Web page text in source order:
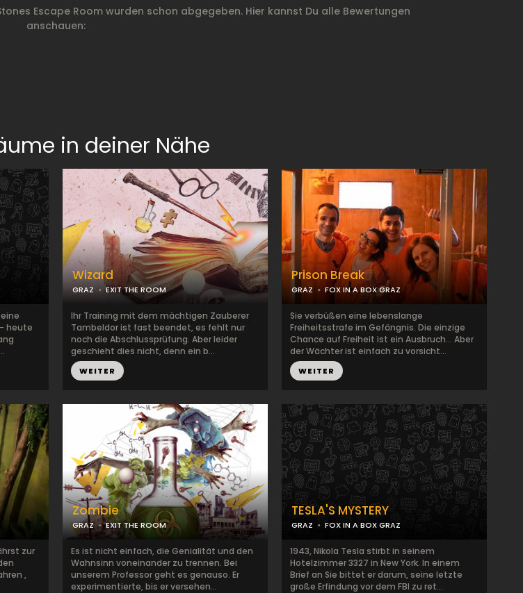
Escape Room wurden schon abgegeben. Hier kannst Du alle Bewertungen
anschauen:
in deiner Nähe
heute
Wizard
GRAZ EXIT THE ROOM
Ihr Training mit dem mächtigen Zauberer
Tambeldor ist fast beendet, es fehlt nur
noch die Abschlussprüfung. Aber leider
geschieht dies nicht, denn ein b...
WEITER
Prison Break
GRAZ FOX IN A BOX GRAZ
Sie verbüßen eine lebenslange
Freiheitsstrafe im Gefängnis. Die einzige
Chance auf Freiheit ist ein Ausbruch... Aber
der Wächter ist einfach zu vorsicht...
WEITER
zur
,
Zombie
GRAZ EXIT THE ROOM
Es ist nicht einfach, die Genialität und den
Wahnsinn voneinander zu trennen. Bei
unserem Professor geht es genauso. Er
experimentierte, bis er versehen...
TESLA'S MYSTERY
GRAZ FOX IN A BOX GRAZ
1943, Nikola Tesla stirbt in seinem
Hotelzimmer 3327 in New York. In einem
Brief an Sie bittet er darum, seine letzte
große Erfindung vor dem FBI zu ret...